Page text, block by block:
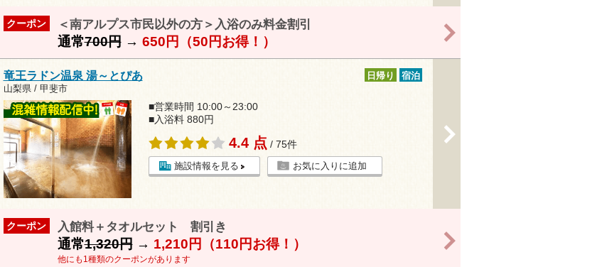
クーポン ＜南アルプス市民以外の方＞入浴のみ料金割引
通常700円→ 650円（50円お得！）
竜王ラドン温泉 湯～とぴあ
山梨県 / 甲斐市
日帰り 宿泊
■営業時間 10:00～23:00
■入浴料 880円
4.4 点 / 75件
施設情報を見る お気に入りに追加
クーポン 入館料＋タオルセット 割引き
通常1,320円→ 1,210円（110円お得！）
他にも1種類のクーポンがあります